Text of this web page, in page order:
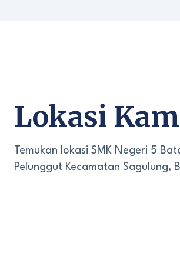
Lokasi
Temukan lokasi SMK Negeri 5
Pelunggut Kecamatan Sagulung,